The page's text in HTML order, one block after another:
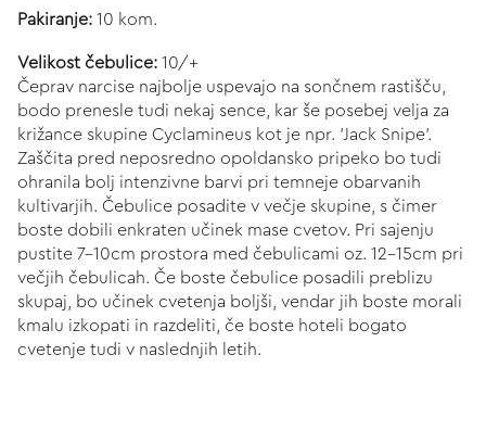
Pakiranje: 10 kom.
Velikost čebulice: 10/+
Čeprav narcise najbolje uspevajo na sončnem rastišču,
bodo prenesle tudi nekaj sence, kar še posebej velja za
križance skupine Cyclamineus kot je npr. 'Jack Snipe'.
Zaščita pred neposredno opoldansko pripeko bo tudi
ohranila bolj intenzivne barvi pri temneje obarvanih
kultivarjih. Čebulice posadite v večje skupine, s čimer
boste dobili enkraten učinek mase cvetov. Pri sajenju
pustite 7-10cm prostora med čebulicami oz. 12-15cm pri
večjih čebulicah. Če boste čebulice posadili preblizu
skupaj, bo učinek cvetenja boljši, vendar jih boste morali
kmalu izkopati in razdeliti, če boste hoteli bogato
cvetenje tudi v naslednjih letih.